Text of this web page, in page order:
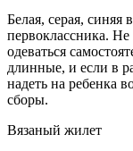
Белая, серая, синяя
первоклассника.
одеваться
длинные, и если в
надеть на ребенка
сборы.
Вязаный жилет